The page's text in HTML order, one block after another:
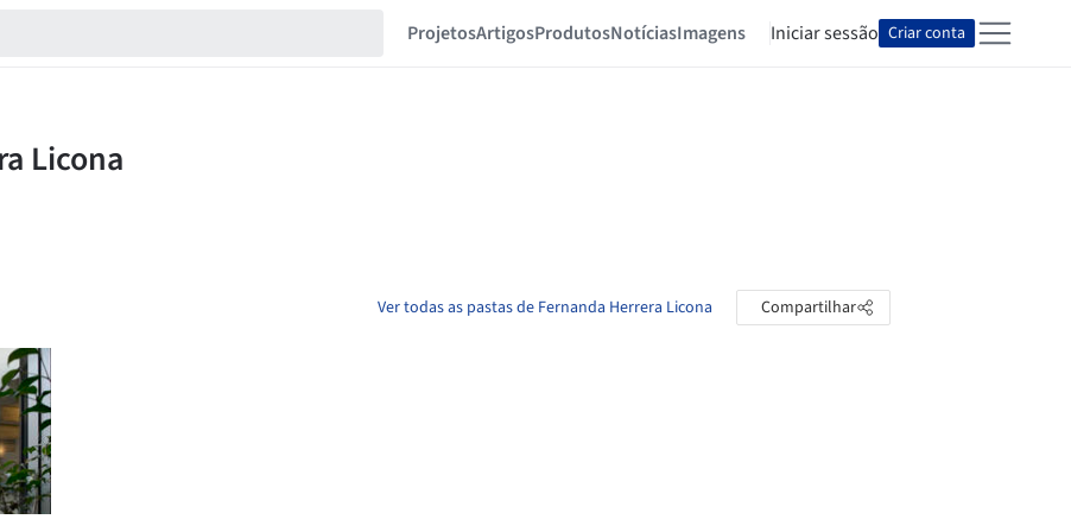
ProjetosArtigosProdutosNotíciasImagens Iniciar sessão Criar conta
Ver todas as pastas de Fernanda Herrera Licona Compartilhar